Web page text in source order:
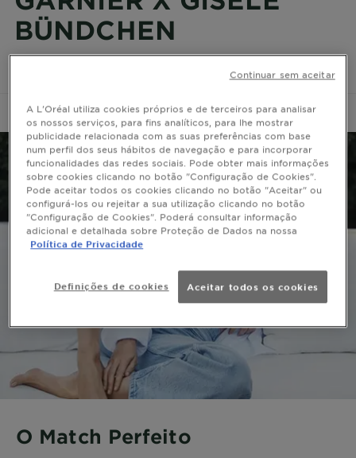
BÜNDCHEN
O Match Perfeito
A L'Oréal utiliza cookies próprios e de terceiros para analisar
os nossos serviços, para fins analíticos, para lhe mostrar
publicidade relacionada com as suas preferências com base
num perfil dos seus hábitos de navegação e para incorporar
funcionalidades das redes sociais. Pode obter mais informações
sobre cookies clicando no botão "Configuração de Cookies".
Pode aceitar todos os cookies clicando no botão "Aceitar" ou
configurá-los ou rejeitar a sua utilização clicando no botão
"Configuração de Cookies". Poderá consultar informação
adicional e detalhada sobre Proteção de Dados na nossa
Política de Privacidade
Definições de cookies Aceitar todos os cookies
Continuar sem aceitar